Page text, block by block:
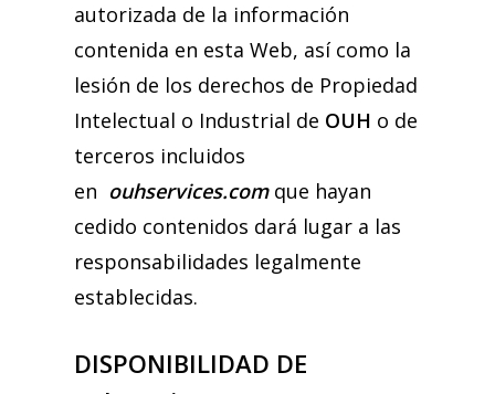
autorizada de la información
contenida en esta Web, así como la
lesión de los derechos de Propiedad
Intelectual o Industrial de OUH o de
terceros incluidos
en ouhservices.comque hayan
cedido contenidos dará lugar a las
responsabilidades legalmente
establecidas.
DISPONIBILIDAD DE